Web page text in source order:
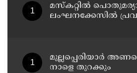
മസ്‌കറ്റില്‍
ലംഘനക്കേസില്‍
മുല്ലപ്പെരിയാർ
നാളെ തുറക്കും